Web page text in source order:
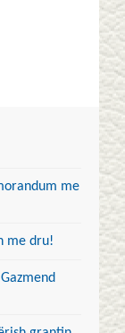
me
me dru!